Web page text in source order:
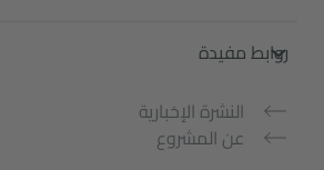
روابط مفيدة
النشرة الإخبارية
عن المشروع